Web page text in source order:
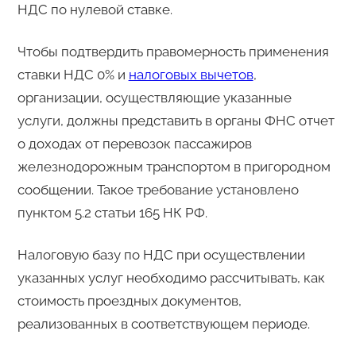
НДС по нулевой ставке.
Чтобы подтвердить правомерность применения
ставки НДС 0% и налоговых вычетов,
организации, осуществляющие указанные
услуги, должны представить в органы ФНС отчет
о доходах от перевозок пассажиров
железнодорожным транспортом в пригородном
сообщении. Такое требование установлено
пунктом 5.2 статьи 165 НК РФ.
Налоговую базу по НДС при осуществлении
указанных услуг необходимо рассчитывать, как
стоимость проездных документов,
реализованных в соответствующем периоде.